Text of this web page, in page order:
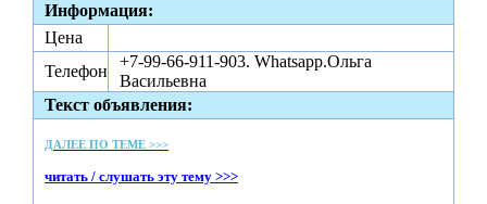
Информация:
Цена
Телефон
+7-99-66-911-903. Whatsapp.Ольга
Васильевна
Текст объявления:
ДАЛЕЕ ПО ТЕМЕ >>>
читать / слушать эту тему >>>